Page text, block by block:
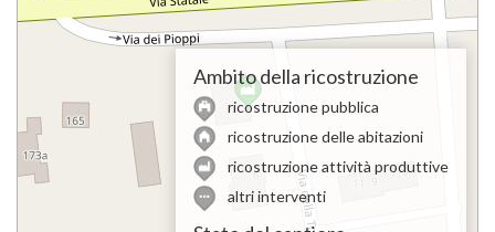
Ambito della ricostruzione
ricostruzione pubblica
ricostruzione delle abitazioni
ricostruzione attività produttive
altri interventi